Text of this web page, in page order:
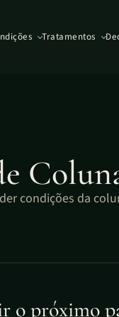
Tratamentos
condições da
o próximo